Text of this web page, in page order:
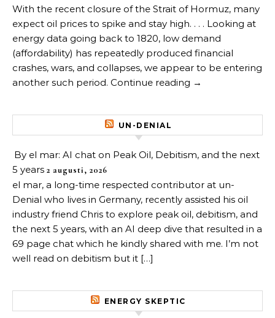
With the recent closure of the Strait of Hormuz, many
expect oil prices to spike and stay high. . . . Looking at
energy data going back to 1820, low demand
(affordability) has repeatedly produced financial
crashes, wars, and collapses, we appear to be entering
another such period. Continue reading →
UN-DENIAL
By el mar: AI chat on Peak Oil, Debitism, and the next
5 years 2 augusti, 2026
el mar, a long-time respected contributor at un-
Denial who lives in Germany, recently assisted his oil
industry friend Chris to explore peak oil, debitism, and
the next 5 years, with an AI deep dive that resulted in a
69 page chat which he kindly shared with me. I’m not
well read on debitism but it […]
ENERGY SKEPTIC